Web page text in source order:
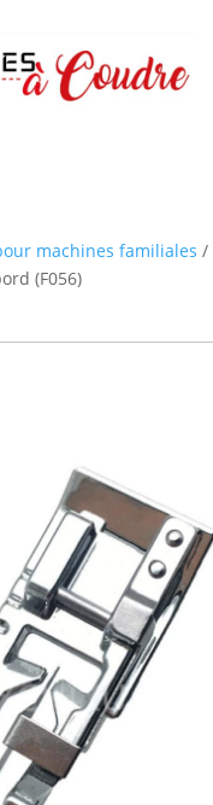
machines familiales /
(F056)